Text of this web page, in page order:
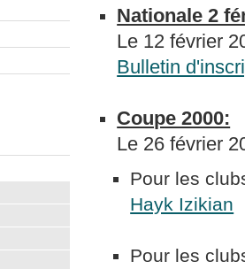
Nationale 2
Le 12 février
Bulletin
Coupe 2000:
Le 26 février
Pour les
Hayk Izikian
Pour les